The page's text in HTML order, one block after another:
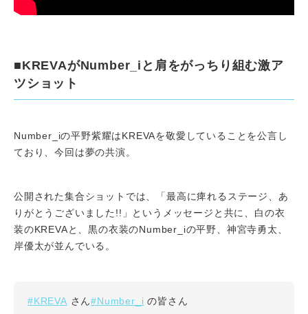
■KREVAがNumber_iと肩をがっちり組む激ア
ツショット
Number_iの平野紫耀はKREVAを敬愛していることを公言し
ており、今回は夢の共演。
公開された集合ショットでは、「最高に痺れるステージ、あ
りがとうございました!!」というメッセージと共に、白の衣
装のKREVAと、黒の衣装のNumber_iの平野、神宮寺勇太、
岸優太が並んでいる。
#KREVA さん#Number_i の皆さん